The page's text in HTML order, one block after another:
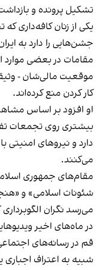
تشکیل پرونده و
یکی از زنان کافه‌داری
جشن‌هایی را دارد به
مقامات در بعضی موارد
موقعیت مالی‌شان -
کار کردن منع کرده‌اند.
او افزود بر اساس
بیشتری روی تجمعات
دارد و نیروهای امنیتی
می‌کنند.
مقام‌های جمهوری
شئونات اسلامی» و
می‌رسد نگران
در ماه‌های اخیر
قم در رسانه‌های
شبیه به اعتراف